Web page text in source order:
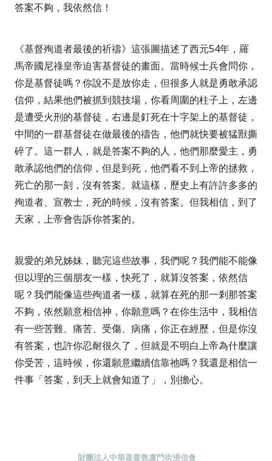
答案不夠，我依然信！
《基督殉道者最後的祈禱》這張圖描述了西元54年，羅
馬帝國尼祿皇帝迫害基督徒的畫面。當時候士兵會問你，
你是基督徒嗎？你說不是放你走，但很多人就是勇敢承認
信仰，結果他們被抓到競技場，你看周圍的柱子上，左邊
是遭受火刑的基督徒，右邊是釘死在十字架上的基督徒，
中間的一群基督徒在做最後的禱告，他們就快要被猛獸撕
碎了。 這一群人，就是答案不夠的人，他們那麼愛主，勇
敢承認他們的信仰，但是到死，他們看不到上帝的拯救，
死亡的那一刻，沒有答案。就這樣，歷史上有許許多多的
殉道者、宣教士，死的時候，沒有答案。但我相信，到了
天家，上帝會告訴你答案的。
親愛的弟兄姊妹，聽完這些故事，我們呢？我們能不能像
但以理的三個朋友一樣，快死了，就算沒答案，依然信
呢？我們能像這些殉道者一樣，就算在死的那一剎那答案
不夠，依然願意相信神，你願意嗎？在你生活中，我相信
有一些苦難、痛苦、受傷、病痛，你正在經歷，但是你沒
有答案，也許你忍耐很久了，但就是不明白上帝為什麼讓
你受苦，這時候，你還願意繼續信靠祂嗎？我還是相信一
件事「答案，到天上就會知道了」，別擔心。
財團法人中華基督教廈門街浸信會